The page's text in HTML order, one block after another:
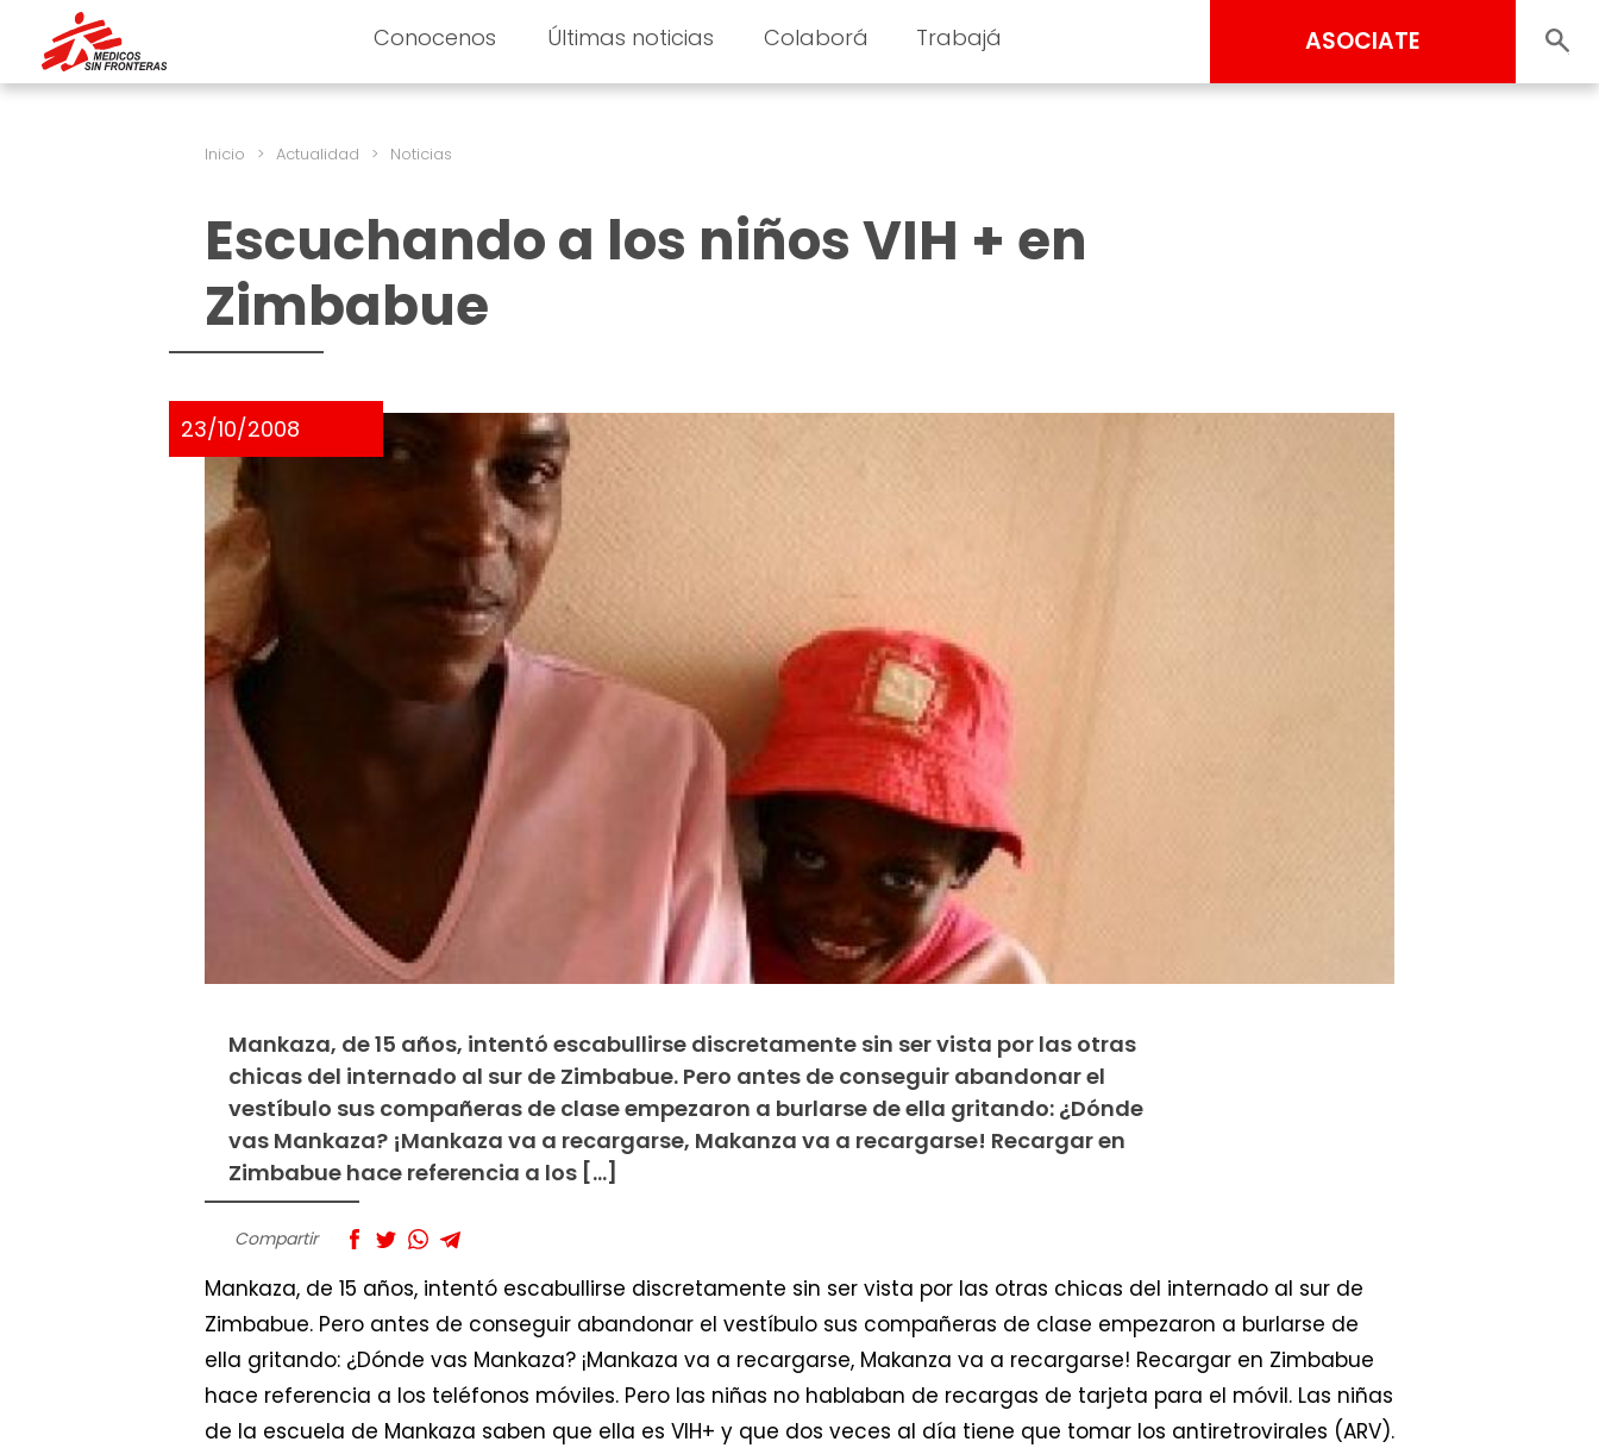
Conocenos Últimas noticias Colaborá Trabajá ASOCIATE
Inicio > Actualidad > Noticias
Escuchando a los niños VIH + en
Zimbabue
23/10/2008
Mankaza, de 15 años, intentó escabullirse discretamente sin ser vista por las otras
chicas del internado al sur de Zimbabue. Pero antes de conseguir abandonar el
vestíbulo sus compañeras de clase empezaron a burlarse de ella gritando: ¿Dónde
vas Mankaza? ¡Mankaza va a recargarse, Makanza va a recargarse! Recargar en
Zimbabue hace referencia a los […]
Compartir
Mankaza, de 15 años, intentó escabullirse discretamente sin ser vista por las otras chicas del internado al sur de
Zimbabue. Pero antes de conseguir abandonar el vestíbulo sus compañeras de clase empezaron a burlarse de
ella gritando: ¿Dónde vas Mankaza? ¡Mankaza va a recargarse, Makanza va a recargarse! Recargar en Zimbabue
hace referencia a los teléfonos móviles. Pero las niñas no hablaban de recargas de tarjeta para el móvil. Las niñas
de la escuela de Mankaza saben que ella es VIH+ y que dos veces al día tiene que tomar los antiretrovirales (ARV).